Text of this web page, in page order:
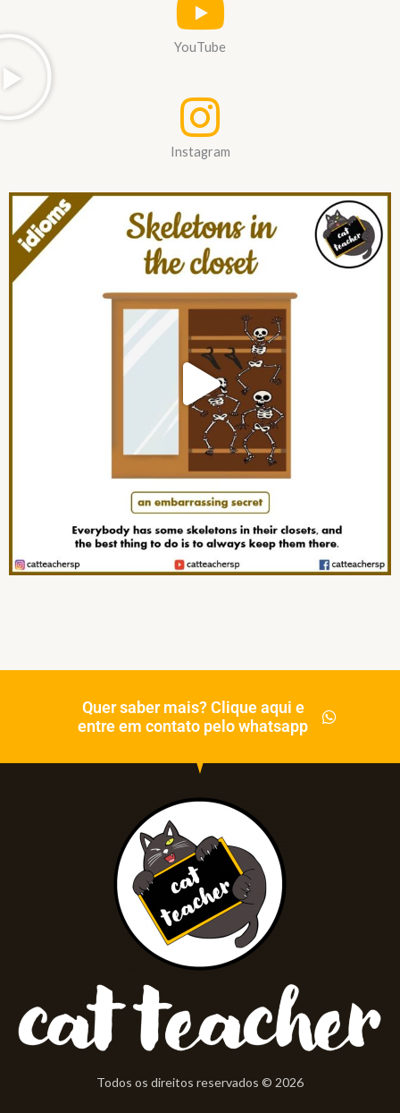
YouTube
Instagram
Quer saber mais? Clique aqui e
entre em contato pelo whatsapp
Todos os direitos reservados © 2026